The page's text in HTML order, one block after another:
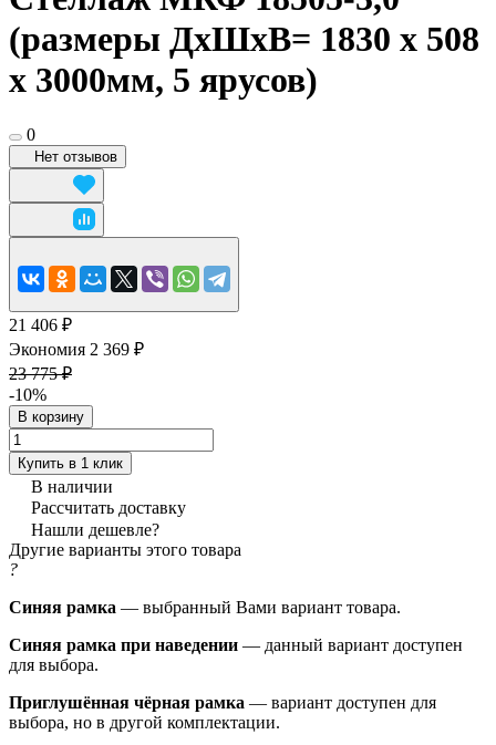
(размеры ДхШхВ= 1830 x 508
x 3000мм, 5 ярусов)
0
Нет отзывов
21 406 ₽
Экономия 2 369 ₽
23 775 ₽
-10%
В корзину
Купить в 1 клик
В наличии
Рассчитать доставку
Нашли дешевле?
Другие варианты этого товара
?
Синяя рамка — выбранный Вами вариант товара.
Синяя рамка при наведении — данный вариант доступен
для выбора.
Приглушённая чёрная рамка — вариант доступен для
выбора, но в другой комплектации.